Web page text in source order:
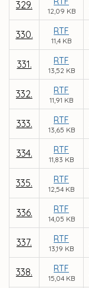
329.
12,09 KB
330. RTF
11,4 KB
331. RTF
13,52 KB
332. RTF
11,91 KB
333. RTF
13,65 KB
334. RTF
11,83 KB
335. RTF
12,54 KB
336. RTF
14,05 KB
337. RTF
13,19 KB
338. RTF
15,04 KB